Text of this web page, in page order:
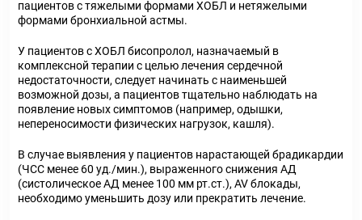
пациентов с тяжелыми формами ХОБЛ и нетяжелыми
формами бронхиальной астмы.
У пациентов с ХОБЛ бисопролол, назначаемый в
комплексной терапии с целью лечения сердечной
недостаточности, следует начинать с наименьшей
возможной дозы, а пациентов тщательно наблюдать на
появление новых симптомов (например, одышки,
непереносимости физических нагрузок, кашля).
В случае выявления у пациентов нарастающей брадикардии
(ЧСС менее 60 уд./мин.), выраженного снижения АД
(систолическое АД менее 100 мм рт.ст.), AV блокады,
необходимо уменьшить дозу или прекратить лечение.